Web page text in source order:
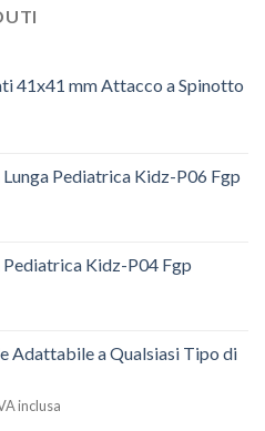
41x41 mm Attacco a Spinotto
Pediatrica Kidz-P06 Fgp
Pediatrica Kidz-P04 Fgp
Adattabile a Qualsiasi Tipo di
inclusa